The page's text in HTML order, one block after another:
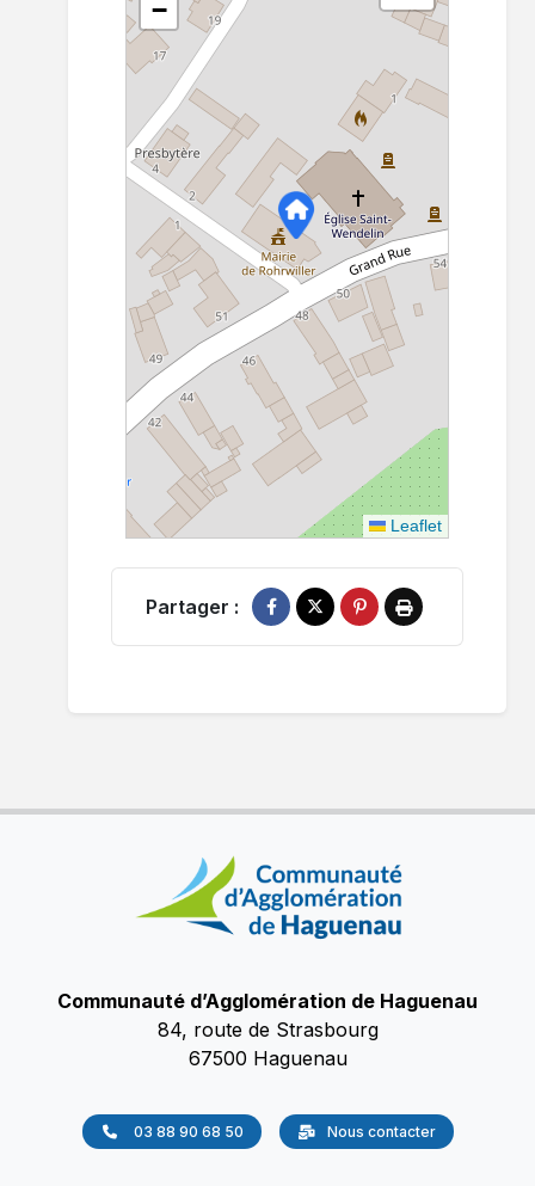
−
Leaflet
Partager :
Partager sur Facebook
Partager sur X
Épingler sur Pinterest
Imprimer
Communauté d’Agglomération de Haguenau
84, route de Strasbourg
67500 Haguenau
03 88 90 68 50 Nous contacter